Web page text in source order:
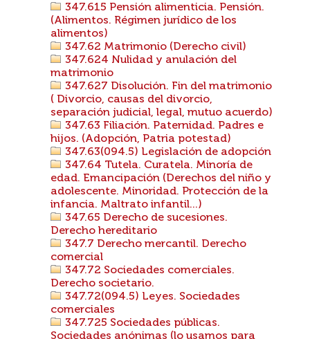
347.615 Pensión alimenticia. Pensión.
(Alimentos. Régimen jurídico de los
alimentos)
347.62 Matrimonio (Derecho civil)
347.624 Nulidad y anulación del
matrimonio
347.627 Disolución. Fin del matrimonio
( Divorcio, causas del divorcio,
separación judicial, legal, mutuo acuerdo)
347.63 Filiación. Paternidad. Padres e
hijos. (Adopción, Patria potestad)
347.63(094.5) Legislación de adopción
347.64 Tutela. Curatela. Minoría de
edad. Emancipación (Derechos del niño y
adolescente. Minoridad. Protección de la
infancia. Maltrato infantil...)
347.65 Derecho de sucesiones.
Derecho hereditario
347.7 Derecho mercantil. Derecho
comercial
347.72 Sociedades comerciales.
Derecho societario.
347.72(094.5) Leyes. Sociedades
comerciales
347.725 Sociedades públicas.
Sociedades anónimas (lo usamos para